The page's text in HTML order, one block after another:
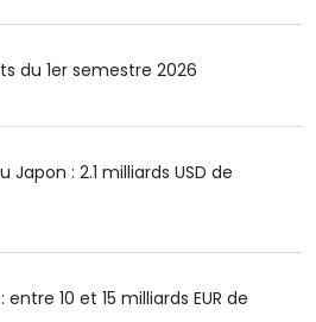
du 1er semestre 2026
: 2.1 milliards USD de
10 et 15 milliards EUR de